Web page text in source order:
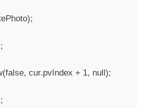
cur.pvIndex + 1, null);